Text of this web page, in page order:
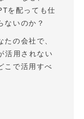
を配っても仕
ないのか？
たの会社で、
活用されない
こで活用すべ